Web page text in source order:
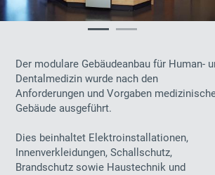
Der modulare Gebäudeanbau für Human-
Dentalmedizin wurde nach den
Anforderungen und Vorgaben
Gebäude ausgeführt.
Dies beinhaltet Elektroinstallationen,
Innenverkleidungen, Schallschutz,
Brandschutz sowie Haustechnik und